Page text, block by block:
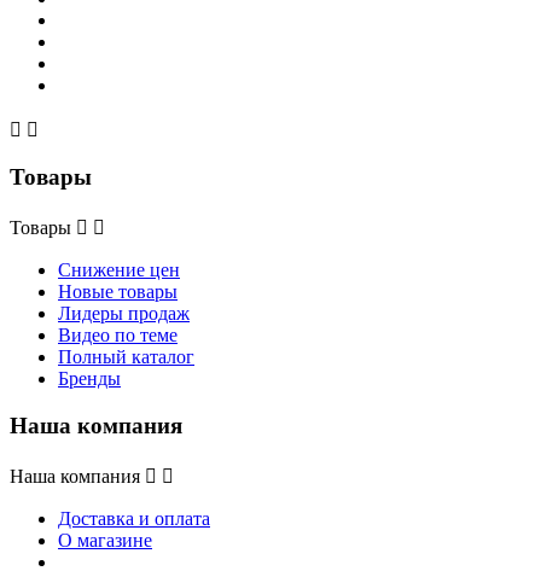
 
Товары
Товары  
Снижение цен
Новые товары
Лидеры продаж
Видео по теме
Полный каталог
Бренды
Наша компания
Наша компания  
Доставка и оплата
О магазине